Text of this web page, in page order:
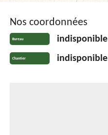
Nos coordonnées
Bureau indisponible
Chantier indisponible